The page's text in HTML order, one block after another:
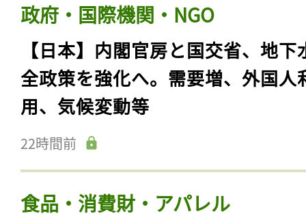
政府・国際機関・NGO
【日本】内閣官房と国交省、地下
全政策を強化へ。需要増、外国人
用、気候変動等
22時間前
食品・消費財・アパレル